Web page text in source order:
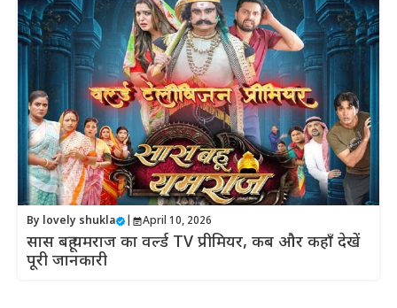
By lovely shukla April 10, 2026
सास बहू यमराज का वर्ल्ड TV प्रीमियर, कब और कहाँ देखें
पूरी जानकारी